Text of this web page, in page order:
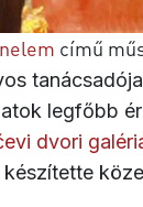
című
legfőbb
dvori